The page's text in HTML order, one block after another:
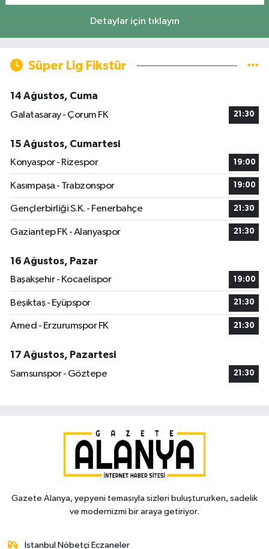
Detaylar için tıklayın
Süper Lig Fikstür
14 Ağustos, Cuma
Galatasaray - Çorum FK
21:30
15 Ağustos, Cumartesi
Konyaspor - Rizespor
19:00
Kasımpaşa - Trabzonspor 19:00
Gençlerbirliği S.K. - Fenerbahçe 21:30
Gaziantep FK - Alanyaspor 21:30
16 Ağustos, Pazar
Başakşehir - Kocaelispor
19:00
Beşiktaş - Eyüpspor 21:30
Amed - Erzurumspor FK 21:30
17 Ağustos, Pazartesi
Samsunspor - Göztepe
21:30
Gazete Alanya, yepyeni temasıyla sizleri buluştururken, sadelik
ve modernizmi bir araya getiriyor.
İstanbul Nöbetçi Eczaneler